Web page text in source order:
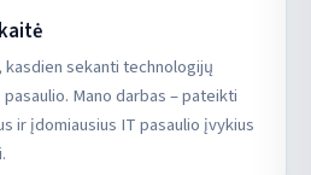
kasdien sekanti technologijų
Mano darbas – pateikti
ir įdomiausius IT pasaulio įvykius